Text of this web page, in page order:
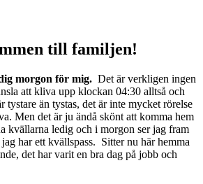
till familjen!
morgon för mig. Det är verkligen ingen
att kliva upp klockan 04:30 alltså och
tystare än tystas, det är inte mycket rörelse
Men det är ju ändå skönt att komma hem
kvällarna ledig och i morgon ser jag fram
har ett kvällspass. Sitter nu här hemma
det har varit en bra dag på jobb och